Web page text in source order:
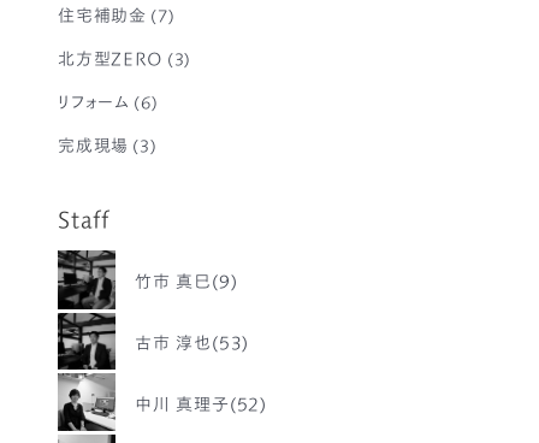
住宅補助金 (7)
北方型ZERO (3)
リフォーム (6)
完成現場 (3)
Staff
竹市 真巳(9)
古市 淳也(53)
中川 真理子(52)